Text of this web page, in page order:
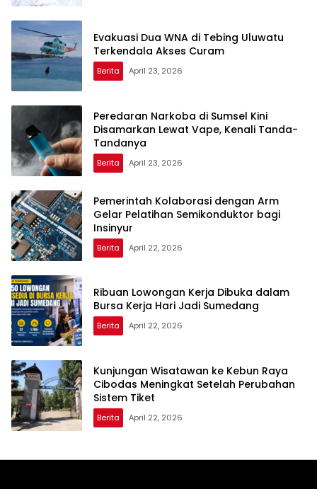
Evakuasi Dua WNA di Tebing Uluwatu
Terkendala Akses Curam
Berita April 23, 2026
Peredaran Narkoba di Sumsel Kini
Disamarkan Lewat Vape, Kenali Tanda-
Tandanya
Berita April 23, 2026
Pemerintah Kolaborasi dengan Arm
Gelar Pelatihan Semikonduktor bagi
Insinyur
Berita April 22, 2026
Ribuan Lowongan Kerja Dibuka dalam
Bursa Kerja Hari Jadi Sumedang
Berita April 22, 2026
Kunjungan Wisatawan ke Kebun Raya
Cibodas Meningkat Setelah Perubahan
Sistem Tiket
Berita April 22, 2026